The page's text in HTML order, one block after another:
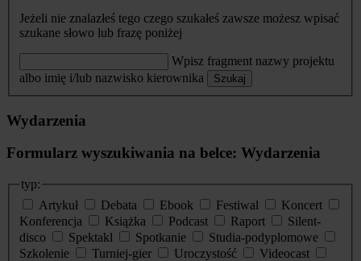
Jeżeli nie znalazłeś tego czego szukałeś zawsze możesz wpisać
szukane słowo lub frazę poniżej
Wpisz fragment nazwy projektu
albo imię i/lub nazwisko kierownika
Szukaj
Wydarzenia
Formularz wyszukiwania na belce: Wydarzenia
typ:
Artykuł
Debata Ebook Festiwal
Koncert
Konferencja
Książka Podcast Raport
Silent-
disco
Spektakl Spotkanie
Studia-podyplomowe
Szkolenie
Turniej-gier Uroczystość
Videocast